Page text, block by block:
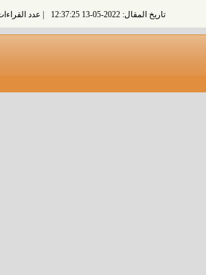
عدد القراءات: 3317 قراءة |